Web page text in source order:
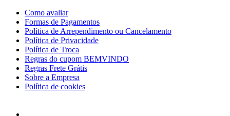
Como avaliar
Formas de Pagamentos
Política de Arrependimento ou Cancelamento
Política de Privacidade
Política de Troca
Regras do cupom BEMVINDO
Regras Frete Grátis
Sobre a Empresa
Política de cookies